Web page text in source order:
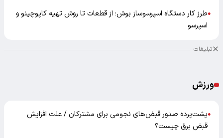
●طرز کار دستگاه اسپرسوساز بوش؛ از قطعات تا روش تهیه کاپوچینو و
اسپرسو
تبلیغات
ورزش
●پشت‌پرده صدور قبض‌های نجومی برای مشترکان / علت افزایش
قبض برق چیست؟